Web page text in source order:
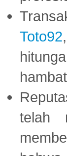
Toto92
telah